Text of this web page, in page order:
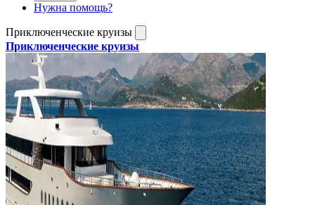
Нужна помощь?
Приключенческие круизы
Приключенческие круизы